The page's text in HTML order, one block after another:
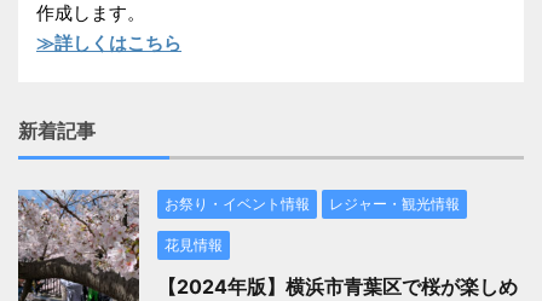
作成します。
≫詳しくはこちら
新着記事
お祭り・イベント情報 レジャー・観光情報
花見情報
【2024年版】横浜市青葉区で桜が楽しめ